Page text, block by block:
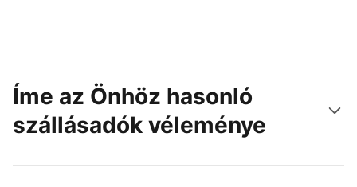
Íme az Önhöz hasonló
szállásadók véleménye